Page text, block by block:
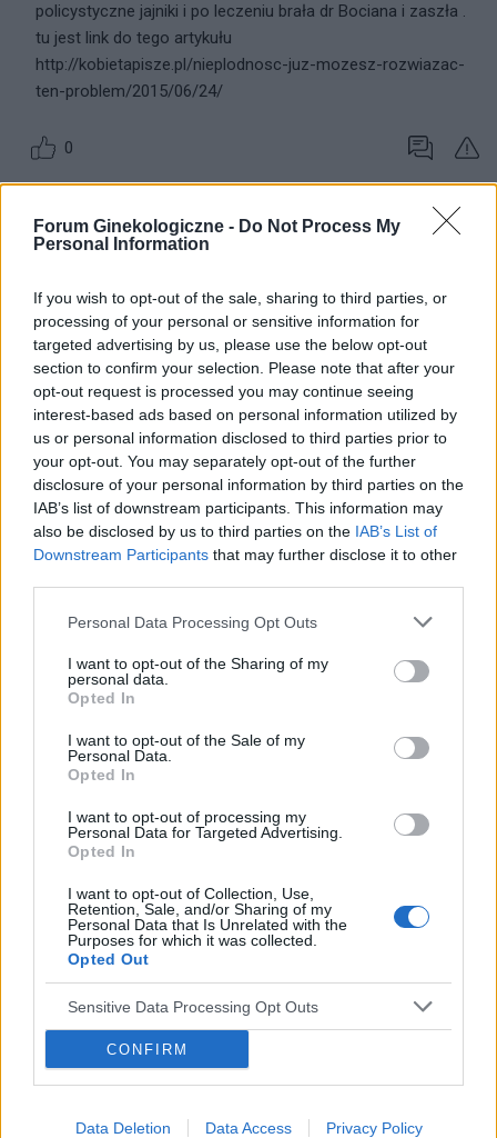
Forum Ginekologiczne - Do Not Process My
Personal Information
If you wish to opt-out of the sale, sharing to third parties, or
processing of your personal or sensitive information for
targeted advertising by us, please use the below opt-out
section to confirm your selection. Please note that after your
opt-out request is processed you may continue seeing
interest-based ads based on personal information utilized by
us or personal information disclosed to third parties prior to
your opt-out. You may separately opt-out of the further
disclosure of your personal information by third parties on the
IAB’s list of downstream participants. This information may
also be disclosed by us to third parties on the IAB’s List of
Downstream Participants that may further disclose it to other
Personal Data Processing Opt Outs
I want to opt-out of the Sharing of my
personal data.
Opted In
I want to opt-out of the Sale of my
Personal Data.
Opted In
I want to opt-out of processing my
Personal Data for Targeted Advertising.
Opted In
I want to opt-out of Collection, Use,
Retention, Sale, and/or Sharing of my
Personal Data that Is Unrelated with the
Purposes for which it was collected.
Opted Out
Sensitive Data Processing Opt Outs
CONFIRM
Data Deletion Data Access Privacy Policy
policystyczne jajniki i po leczeniu brała dr Bociana i zaszła .
tu jest link do tego artykułu
http://kobietapisze.pl/nieplodnosc-juz-mozesz-rozwiazac-
ten-problem/2015/06/24/
0
Dodaj zdjęcie:
WYBIERZ PLIK
Dopuszczalne formaty pliku graficznego: jpg, jpeg , png.
Rozmiar zdjęcia nie powinien przekraczać 0.6MB.
Wyświetl podpis
Wysyłaj powiadomienia o odpowiedzi
ZOBACZ INNE DYSKUSJE
gość
Cameltoe
Cześć. Czy któraś z Was ma problem z camel